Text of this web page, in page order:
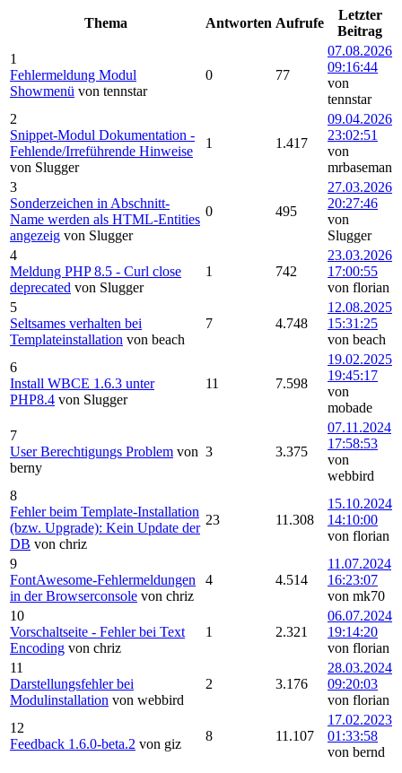
Thema Antworten Aufrufe
Letzter
Beitrag
1
Fehlermeldung Modul
Showmenü von tennstar
0 77
07.08.2026
09:16:44
von
tennstar
2
Snippet-Modul Dokumentation -
Fehlende/Irreführende Hinweise
von Slugger
1 1.417
09.04.2026
23:02:51
von
mrbaseman
3
Sonderzeichen in Abschnitt-
Name werden als HTML-Entities
angezeig von Slugger
0 495
27.03.2026
20:27:46
von
Slugger
4
Meldung PHP 8.5 - Curl close
deprecated von Slugger
1 742
23.03.2026
17:00:55
von florian
5
Seltsames verhalten bei
Templateinstallation von beach
7 4.748
12.08.2025
15:31:25
von beach
6
Install WBCE 1.6.3 unter
PHP8.4 von Slugger
11 7.598
19.02.2025
19:45:17
von
mobade
7
User Berechtigungs Problem von
berny
3 3.375
07.11.2024
17:58:53
von
webbird
8
Fehler beim Template-Installation
(bzw. Upgrade): Kein Update der
DB von chriz
23 11.308
15.10.2024
14:10:00
von florian
9
FontAwesome-Fehlermeldungen
in der Browserconsole von chriz
4 4.514
11.07.2024
16:23:07
von mk70
10
Vorschaltseite - Fehler bei Text
Encoding von chriz
1 2.321
06.07.2024
19:14:20
von florian
11
Darstellungsfehler bei
Modulinstallation von webbird
2 3.176
28.03.2024
09:20:03
von florian
12
Feedback 1.6.0-beta.2 von giz
8 11.107
17.02.2023
01:33:58
von bernd